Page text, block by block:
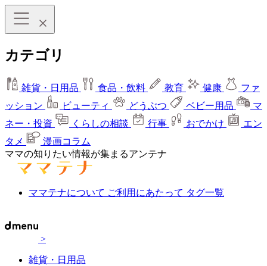
カテゴリ
雑貨・日用品 食品・飲料 教育 健康
ファ
ッション
ビューティ どうぶつ ベビー用品
マ
ネー・投資
くらしの相談 行事 おでかけ
エン
タメ
漫画コラム
ママの知りたい情報が集まるアンテナ
ママテナについて ご利用にあたって タグ一覧
>
雑貨・日用品